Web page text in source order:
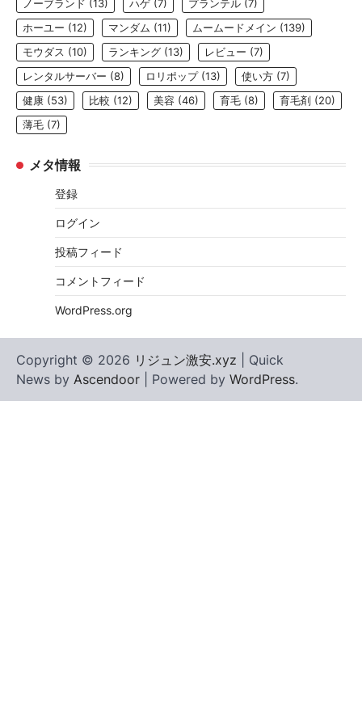
ノーブランド (13) ハゲ (7) プランテル (7)
ホーユー (12) マンダム (11) ムームードメイン (139)
モウダス (10) ランキング (13) レビュー (7)
レンタルサーバー (8) ロリポップ(13) 使い方 (7)
健康 (53) 比較 (12) 美容 (46) 育毛 (8) 育毛剤 (20)
薄毛 (7)
メタ情報
登録
ログイン
投稿フィード
コメントフィード
WordPress.org
Copyright © 2026 リジュン激安.xyz | Quick
News by Ascendoor | Powered by WordPress.